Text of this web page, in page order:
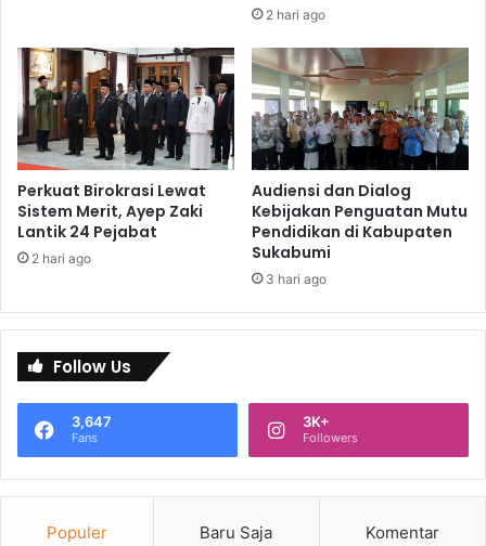
2 hari ago
Perkuat Birokrasi Lewat
Sistem Merit, Ayep Zaki
Lantik 24 Pejabat
2 hari ago
Audiensi dan Dialog
Kebijakan Penguatan Mutu
Pendidikan di Kabupaten
Sukabumi
3 hari ago
Follow Us
3,647
Fans
3K+
Followers
Populer Baru Saja Komentar